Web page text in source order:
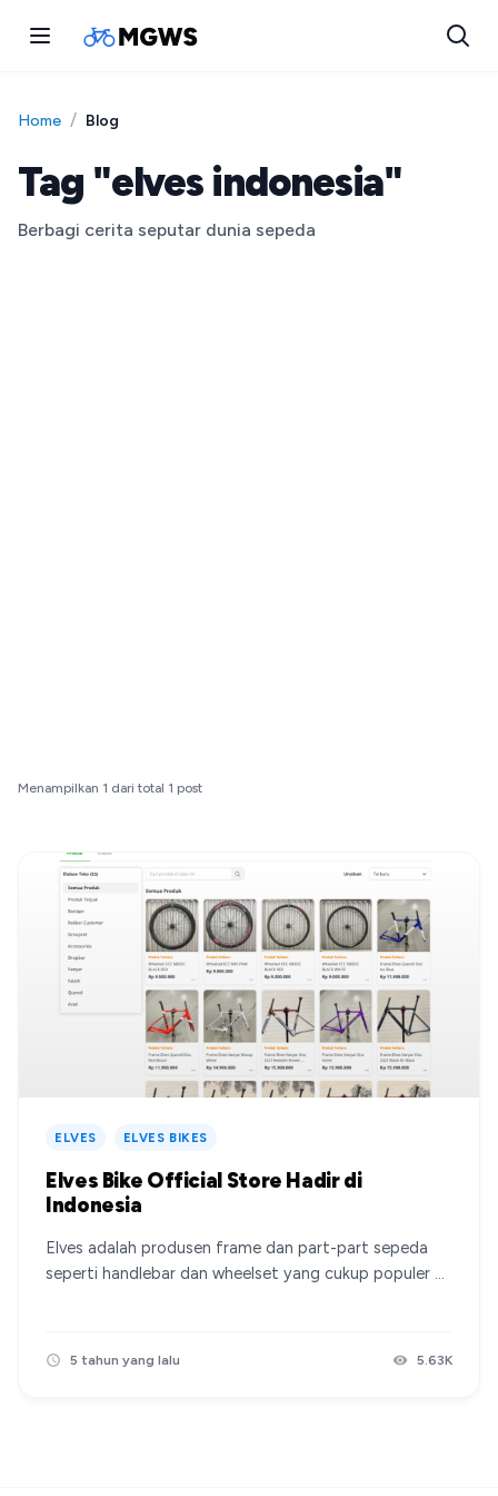
Home / Blog
Tag "elves indonesia"
Berbagi cerita seputar dunia sepeda
Menampilkan 1 dari total 1 post
ELVES ELVES BIKES
Elves Bike Official Store Hadir di
Indonesia
Elves adalah produsen frame dan part-part sepeda
seperti handlebar dan wheelset yang cukup populer di
Tokopedianya, setelah dilihat lebih jauh ternyata
5 tahun yang lalu 5.63K